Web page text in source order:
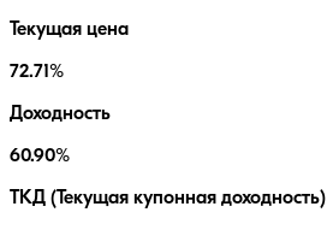
Текущая цена
72.71%
Доходность
60.90%
ТКД (Текущая купонная доходность)